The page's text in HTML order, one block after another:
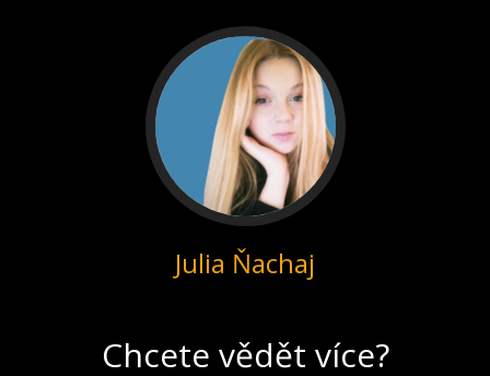
Julia Ňachaj
Chcete vědět více?